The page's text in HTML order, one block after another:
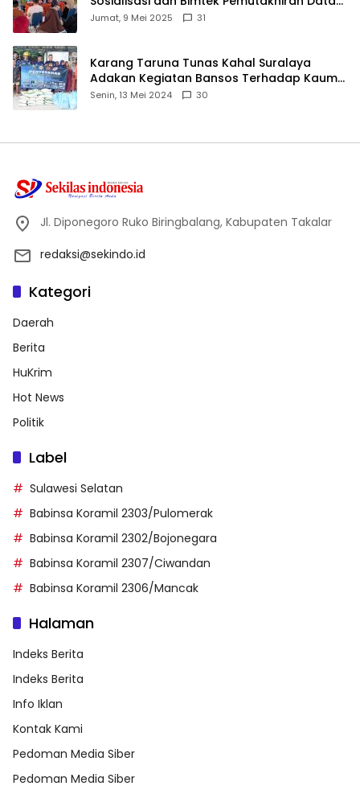
ID
Jumat, 9 Mei 2025 31
Karang Taruna Tunas Kahal Suralaya
Adakan Kegiatan Bansos Terhadap Kaum
Dhuafa dan Anak Yatim-Piatu
Senin, 13 Mei 2024 30
Jl. Diponegoro Ruko Biringbalang, Kabupaten Takalar
redaksi@sekindo.id
Kategori
Daerah
Berita
HuKrim
Hot News
Politik
Label
Sulawesi Selatan
Babinsa Koramil 2303/Pulomerak
Babinsa Koramil 2302/Bojonegara
Babinsa Koramil 2307/Ciwandan
Babinsa Koramil 2306/Mancak
Halaman
Indeks Berita
Indeks Berita
Info Iklan
Kontak Kami
Pedoman Media Siber
Pedoman Media Siber